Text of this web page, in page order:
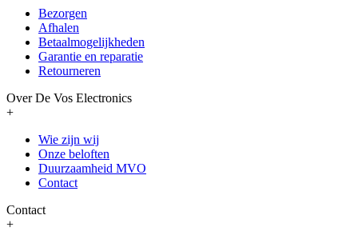
Bezorgen
Afhalen
Betaalmogelijkheden
Garantie en reparatie
Retourneren
Over De Vos Electronics
+
Wie zijn wij
Onze beloften
Duurzaamheid MVO
Contact
Contact
+